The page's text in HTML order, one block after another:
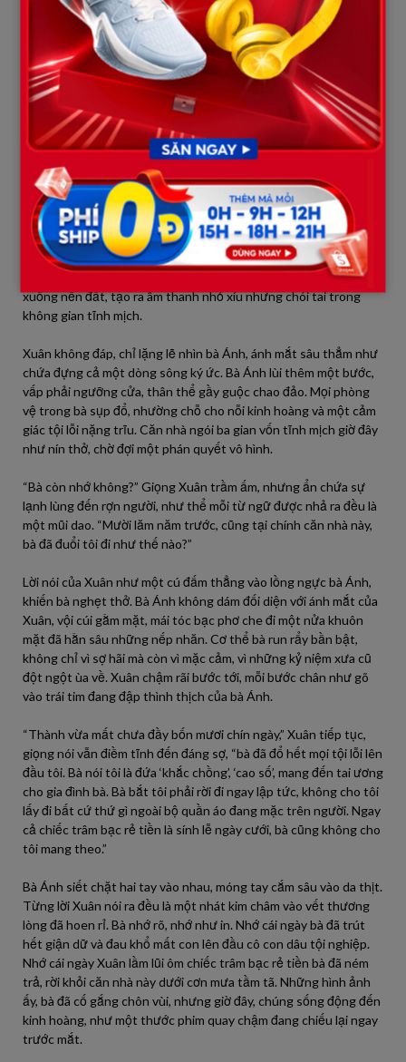
toàn bộ khuôn mặt đã hằn sâu những nếp nhăn. Cảm giác lạnh
lẽo chạy dọc sống lưng, bà cảm thấy tim mình đập dồn dập, như
muốn nhảy ra khỏi lồng ngực. Môi bà khô khốc, lắp bắp, giọng
nói như bị bóp nghẹt, run rẩy đến nỗi những âm tiết cuối cùng
gần như tan biến trong không khí.
“Mày… mày là con Xuân sao?” bà Ánh thều thào, gần như không
tin vào những gì mình vừa cảm nhận. Sự sợ hãi và kinh ngạc hiện
rõ mồn một trên khuôn mặt già nua, tiều tụy của bà. Từng kỷ
niệm cũ, những ký ức mà bà đã cố gắng chôn vùi dưới lớp bụi
thời gian, giờ đây ùa về như một cơn ác mộng kinh hoàng, không
cho bà bất kỳ cơ hội nào để né tránh. Hình ảnh của Thành, của
những lời cay nghiệt bà đã trút xuống Xuân, và cảnh tượng Xuân
lầm lũi rời đi dưới cơn mưa, tất cả cuộn xoáy trong tâm trí bà. Bà
Ánh lùi lại một bước, chiếc kim và miếng vải tuột khỏi tay, rơi
xuống nền đất, tạo ra âm thanh nhỏ xíu nhưng chói tai trong
không gian tĩnh mịch.
Xuân không đáp, chỉ lặng lẽ nhìn bà Ánh, ánh mắt sâu thẳm như
chứa đựng cả một dòng sông ký ức. Bà Ánh lùi thêm một bước,
vấp phải ngưỡng cửa, thân thể gầy guộc chao đảo. Mọi phòng
vệ trong bà sụp đổ, nhường chỗ cho nỗi kinh hoàng và một cảm
giác tội lỗi nặng trĩu. Căn nhà ngói ba gian vốn tĩnh mịch giờ đây
như nín thở, chờ đợi một phán quyết vô hình.
“Bà còn nhớ không?” Giọng Xuân trầm ấm, nhưng ẩn chứa sự
lạnh lùng đến rợn người, như thể mỗi từ ngữ được nhả ra đều là
một mũi dao. “Mười lăm năm trước, cũng tại chính căn nhà này,
bà đã đuổi tôi đi như thế nào?”
Lời nói của Xuân như một cú đấm thẳng vào lồng ngực bà Ánh,
khiến bà nghẹt thở. Bà Ánh không dám đối diện với ánh mắt của
Xuân, vội cúi gằm mặt, mái tóc bạc phơ che đi một nửa khuôn
mặt đã hằn sâu những nếp nhăn. Cơ thể bà run rẩy bần bật,
không chỉ vì sợ hãi mà còn vì mặc cảm, vì những kỷ niệm xưa cũ
đột ngột ùa về. Xuân chậm rãi bước tới, mỗi bước chân như gõ
vào trái tim đang đập thình thịch của bà Ánh.
“Thành vừa mất chưa đầy bốn mươi chín ngày,” Xuân tiếp tục,
giọng nói vẫn điềm tĩnh đến đáng sợ, “bà đã đổ hết mọi tội lỗi lên
đầu tôi. Bà nói tôi là đứa ‘khắc chồng’, ‘cao số’, mang đến tai ương
cho gia đình bà. Bà bắt tôi phải rời đi ngay lập tức, không cho tôi
lấy đi bất cứ thứ gì ngoài bộ quần áo đang mặc trên người. Ngay
cả chiếc trâm bạc rẻ tiền là sính lễ ngày cưới, bà cũng không cho
tôi mang theo.”
Bà Ánh siết chặt hai tay vào nhau, móng tay cắm sâu vào da thịt.
Từng lời Xuân nói ra đều là một nhát kim châm vào vết thương
lòng đã hoen rỉ. Bà nhớ rõ, nhớ như in. Nhớ cái ngày bà đã trút
hết giận dữ và đau khổ mất con lên đầu cô con dâu tội nghiệp.
Nhớ cái ngày Xuân lầm lũi ôm chiếc trâm bạc rẻ tiền bà đã ném
trả, rời khỏi căn nhà này dưới cơn mưa tầm tã. Những hình ảnh
ấy, bà đã cố gắng chôn vùi, nhưng giờ đây, chúng sống động đến
kinh hoàng, như một thước phim quay chậm đang chiếu lại ngay
trước mắt.